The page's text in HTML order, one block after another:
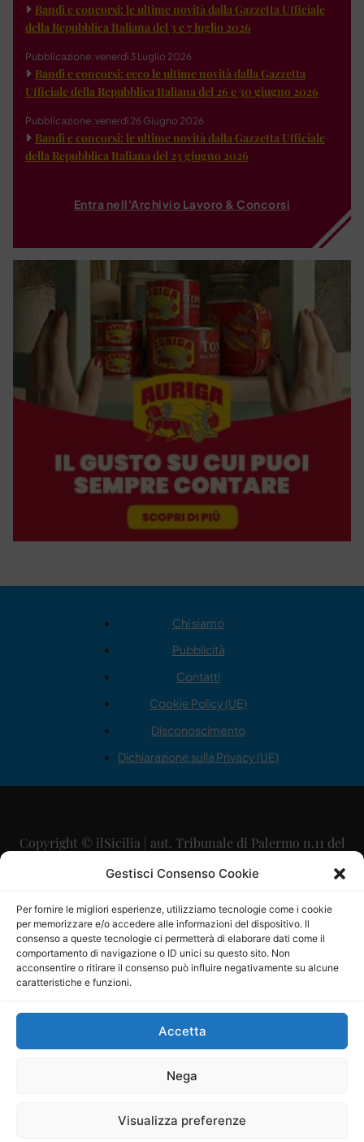
Gestisci Consenso Cookie
Per fornire le migliori esperienze, utilizziamo tecnologie come i cookie
per memorizzare e/o accedere alle informazioni del dispositivo. Il
consenso a queste tecnologie ci permetterà di elaborare dati come il
comportamento di navigazione o ID unici su questo sito. Non
acconsentire o ritirare il consenso può influire negativamente su alcune
caratteristiche e funzioni.
Accetta
Nega
Visualizza preferenze
Bandi e concorsi: le ultime novità dalla Gazzetta Ufficiale
della Repubblica Italiana del 3 e 7 luglio 2026
Pubblicazione: venerdì 3 Luglio 2026
Bandi e concorsi: ecco le ultime novità dalla Gazzetta
Ufficiale della Repubblica Italiana del 26 e 30 giugno 2026
Pubblicazione: venerdì 26 Giugno 2026
Bandi e concorsi: le ultime novità dalla Gazzetta Ufficiale
della Repubblica Italiana del 23 giugno 2026
Entra nell'Archivio Lavoro & Concorsi
Chi siamo
Pubblicità
Contatti
Cookie Policy (UE)
Disconoscimento
Dichiarazione sulla Privacy (UE)
Copyright © ilSicilia | aut. Tribunale di Palermo n.11 del
29/09/2015
Direttore Editoriale: Maurizio Scaglione
Direttore Responsabile: Maria Calabrese
P.IVA: 06334930820
Mercurio Comunicazione Società Cooperativa a r.l. è
iscritta al Registro degli Operatori di Comunicazione al
Sito gestito daLa Digitale srl–info@ladigitale.it